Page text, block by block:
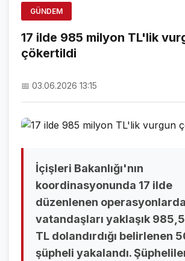
ÖZEL SAYFALAR
NAMAZ VAKİTLERİ
KRİPTO PARALAR
NÖBETÇİ ECZANELER
SON DAKİKA
VİDEO GALERİ
FOTO GALERİ
GÜNDEM
17 ilde 985 milyon TL'lik
çökertildi
📅 03.06.2026 13:15
İçişleri Bakanlığı'nın
koordinasyonunda 17 ilde
düzenlenen operasyonlarda,
vatandaşları yaklaşık
TL dolandırdığı belirlenen
şüpheli yakalandı.